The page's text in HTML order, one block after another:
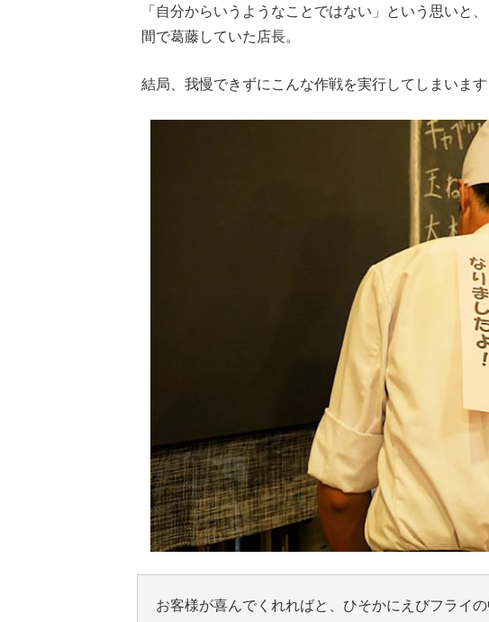
「自分からいうようなことではない」という思いと
間で葛藤していた店長。
結局、我慢できずにこんな作戦を実行してしまいます
お客様が喜んでくれればと、ひそかにえびフライ